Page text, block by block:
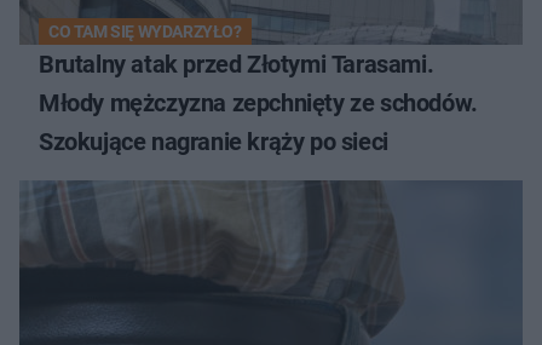
CO TAM SIĘ WYDARZYŁO?
Brutalny atak przed Złotymi Tarasami.
Młody mężczyzna zepchnięty ze schodów.
Szokujące nagranie krąży po sieci